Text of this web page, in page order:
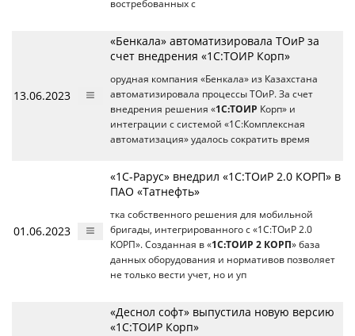
востребованных с
13.06.2023
«Бенкала» автоматизировала ТОиР за
счет внедрения «1С:ТОИР Корп»
орудная компания «Бенкала» из Казахстана
автоматизировала процессы ТОиР. За счет
внедрения решения «1С:ТОИР Корп» и
интеграции с системой «1С:Комплексная
автоматизация» удалось сократить время
01.06.2023
«1С-Рарус» внедрил «1С:ТОиР 2.0 КОРП» в
ПАО «Татнефть»
тка собственного решения для мобильной
бригады, интегрированного с «1С:ТОиР 2.0
КОРП». Созданная в «1С:ТОИР 2 КОРП» база
данных оборудования и нормативов позволяет
не только вести учет, но и уп
«Деснол софт» выпустила новую версию
«1С:ТОИР Корп»